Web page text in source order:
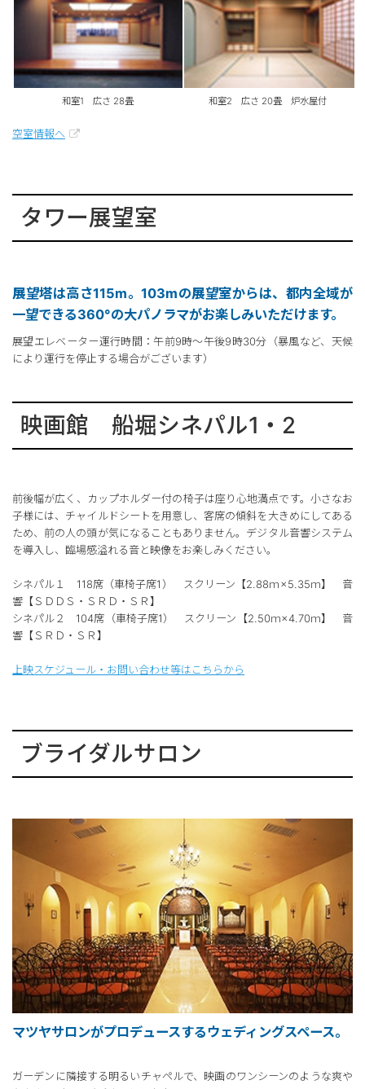
和室1 広さ 28畳 和室2 広さ 20畳 炉水屋付
空室情報へ
タワー展望室
展望塔は高さ115m。103mの展望室からは、都内全域が
一望できる360°の大パノラマがお楽しみいただけます。
展望エレベーター運行時間：午前9時～午後9時30分（暴風など、天候
により運行を停止する場合がございます）
映画館 船堀シネパル1・2
前後幅が広く、カップホルダー付の椅子は座り心地満点です。小さなお
子様には、チャイルドシートを用意し、客席の傾斜を大きめにしてある
ため、前の人の頭が気になることもありません。デジタル音響システム
を導入し、臨場感溢れる音と映像をお楽しみください。
シネパル１ 118席（車椅子席1） スクリーン【2.88ｍ×5.35ｍ】 音
響【ＳＤＤＳ・ＳＲＤ・ＳＲ】
シネパル２ 104席（車椅子席1） スクリーン【2.50ｍ×4.70ｍ】 音
響【ＳＲＤ・ＳＲ】
上映スケジュール・お問い合わせ等はこちらから
ブライダルサロン
マツヤサロンがプロデュースするウェディングスペース。
ガーデンに隣接する明るいチャペルで、映画のワンシーンのような爽や